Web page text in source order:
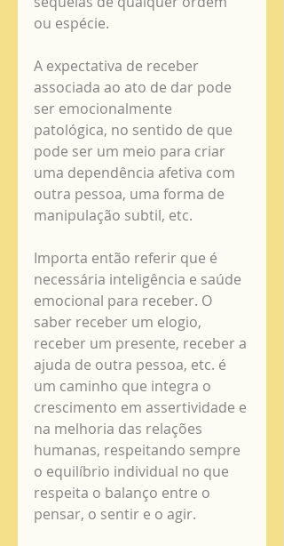
ou espécie.
A expectativa de receber
associada ao ato de dar pode
ser emocionalmente
patológica, no sentido de que
pode ser um meio para criar
uma dependência afetiva com
outra pessoa, uma forma de
manipulação subtil, etc.
Importa então referir que é
necessária inteligência e saúde
emocional para receber. O
saber receber um elogio,
receber um presente, receber a
ajuda de outra pessoa, etc. é
um caminho que integra o
crescimento em assertividade e
na melhoria das relações
humanas, respeitando sempre
o equilíbrio individual no que
respeita o balanço entre o
pensar, o sentir e o agir.